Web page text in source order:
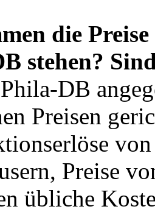
die
stehen?
DB
Preisen
Preise
übliche